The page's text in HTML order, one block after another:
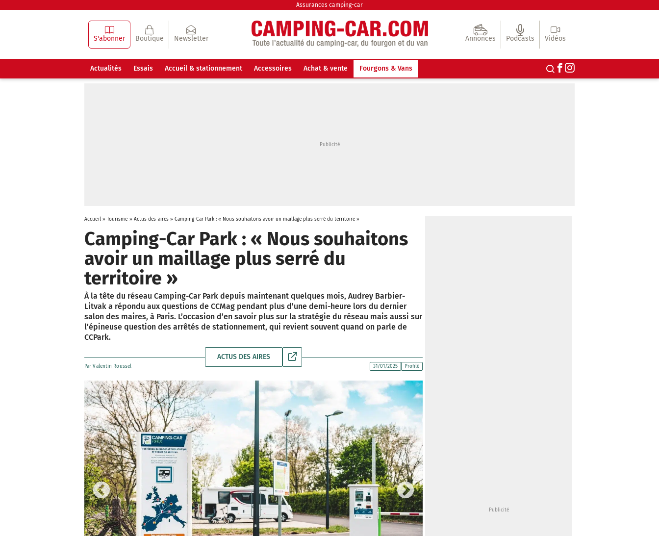
Assurances camping-car
S'abonner Boutique Newsletter Annonces Podcasts Vidéos
Actualités Essais Accueil & stationnement Accessoires Achat & vente Fourgons & Vans
Accueil» Tourisme » Actus des aires »Camping-Car Park : « Nous souhaitons avoir un maillage plus serré du territoire »
Camping-Car Park : « Nous souhaitons
avoir un maillage plus serré du
territoire »
À la tête du réseau Camping-Car Park depuis maintenant quelques mois, Audrey Barbier-
Litvak a répondu aux questions de CCMag pendant plus d’une demi-heure lors du dernier
salon des maires, à Paris. L’occasion d’en savoir plus sur la stratégie du réseau mais aussi sur
l’épineuse question des arrêtés de stationnement, qui revient souvent quand on parle de
CCPark.
ACTUS DES AIRES
ParValentin Roussel 31/01/2025 Profilé
Previous Next